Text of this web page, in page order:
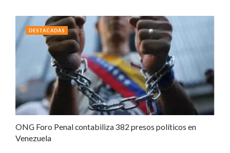
ONG Foro Penal contabiliza 382 presos políticos en
Venezuela
DESTACADAS